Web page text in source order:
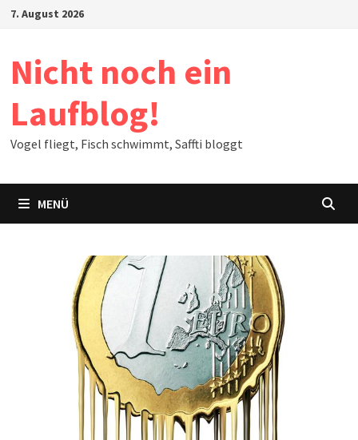
Zum7. August 2026
Nicht noch ein
Laufblog!
Vogel fliegt, Fisch schwimmt, Saffti bloggt
MENÜ